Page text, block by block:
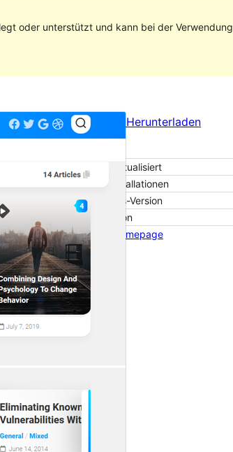
oder unterstützt und kann bei der
Vorschau Herunterladen
Zuletzt aktualisiert
Aktive Installationen
WordPress-Version
PHP-Version
Theme-Homepage